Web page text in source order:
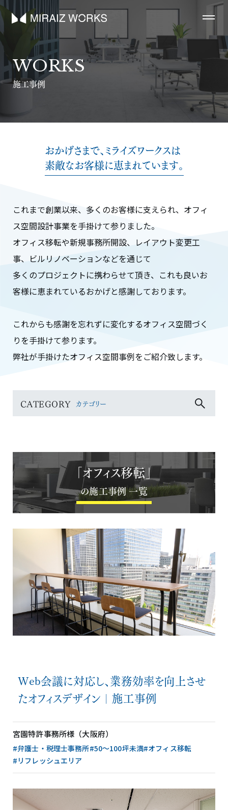
WORKS
施工事例
おかげさまで、ミライズワークスは
素敵なお客様に恵まれています。
これまで創業以来、多くのお客様に支えられ、オフィ
ス空間設計事業を手掛けて参りました。
オフィス移転や新規事務所開設、レイアウト変更工
事、ビルリノベーションなどを通じて
多くのプロジェクトに携わらせて頂き、これも良いお
客様に恵まれているおかげと感謝しております。
これからも感謝を忘れずに変化するオフィス空間づく
りを手掛けて参ります。
弊社が手掛けたオフィス空間事例をご紹介致します。
CATEGORY カテゴリー
「オフィス移転」
の施工事例 一覧
Web会議に対応し、業務効率を向上させ
たオフィスデザイン｜施工事例
宮園特許事務所様（大阪府）
#弁護士・税理士事務所#50〜100坪未満#オフィス移転
#リフレッシュエリア